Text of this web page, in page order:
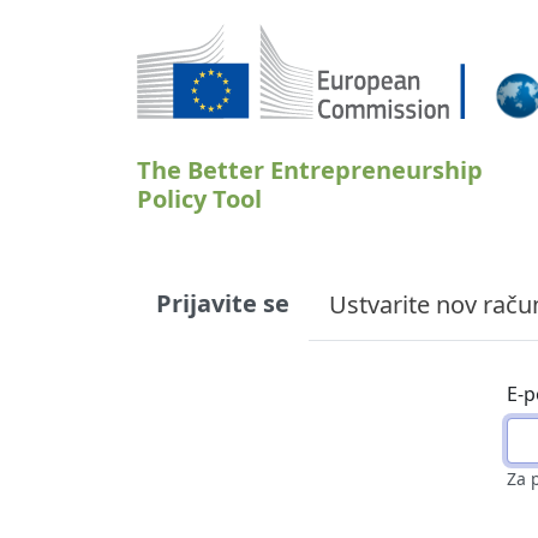
The Better Entrepreneurship
Policy Tool
Primary tabs
Prijavite se Ustvarite nov
E-
Za